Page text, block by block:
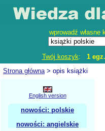
wprowadź
Twój koszyk: 1
Strona główna> opis książki
English version
nowości: polskie
nowości: angielskie